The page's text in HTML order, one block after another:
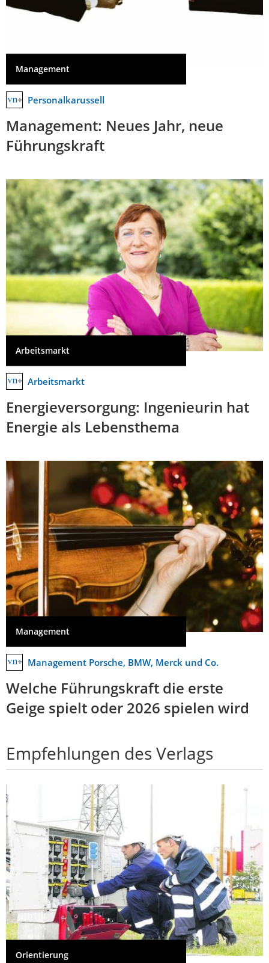
Management
Personalkarussell
Management: Neues Jahr, neue
Führungskraft
Arbeitsmarkt
Arbeitsmarkt
Energieversorgung: Ingenieurin hat
Energie als Lebensthema
Management
Management Porsche, BMW, Merck und Co.
Welche Führungskraft die erste
Geige spielt oder 2026 spielen wird
Empfehlungen des Verlags
Orientierung